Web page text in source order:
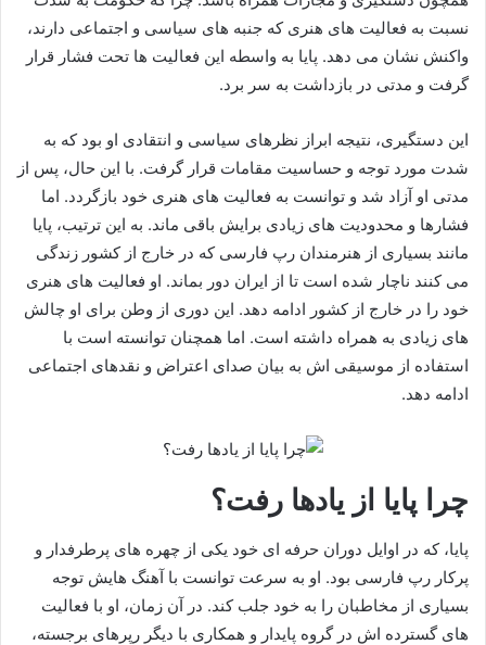
نسبت به فعالیت‌ های هنری که جنبه‌ های سیاسی و اجتماعی دارند،
واکنش نشان می‌ دهد. پایا به واسطه‌ این فعالیت‌ ها تحت فشار قرار
گرفت و مدتی در بازداشت به سر برد.
این دستگیری، نتیجه‌ ابراز نظرهای سیاسی و انتقادی او بود که به
شدت مورد توجه و حساسیت مقامات قرار گرفت. با این حال، پس از
مدتی او آزاد شد و توانست به فعالیت‌ های هنری خود بازگردد. اما
فشارها و محدودیت‌ های زیادی برایش باقی ماند. به این ترتیب، پایا
مانند بسیاری از هنرمندان رپ فارسی که در خارج از کشور زندگی
می‌ کنند ناچار شده است تا از ایران دور بماند. او فعالیت‌ های هنری
خود را در خارج از کشور ادامه دهد. این دوری از وطن برای او چالش‌
های زیادی به همراه داشته است. اما همچنان توانسته است با
استفاده از موسیقی‌ اش به بیان صدای اعتراض و نقدهای اجتماعی
ادامه دهد.
چرا پایا از یادها رفت؟
پایا، که در اوایل دوران حرفه‌ ای‌ خود یکی از چهره‌ های پرطرفدار و
پرکار رپ فارسی بود. او به سرعت توانست با آهنگ‌ هایش توجه
بسیاری از مخاطبان را به خود جلب کند. در آن زمان، او با فعالیت‌
های گسترده‌ اش در گروه پایدار و همکاری با دیگر رپرهای برجسته،